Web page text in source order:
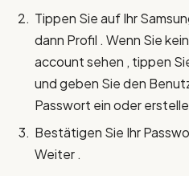
Tippen Sie auf Ihr
dann Profil . Wenn Sie
account sehen , tippen
und geben Sie den
Passwort ein oder
Bestätigen Sie Ihr
Weiter .